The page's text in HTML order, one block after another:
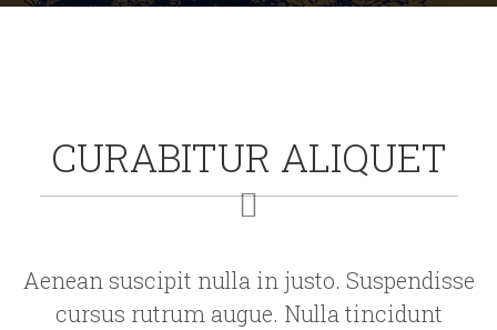
CURABITUR ALIQUET
Aenean suscipit nulla in justo. Suspendisse
cursus rutrum augue. Nulla tincidunt